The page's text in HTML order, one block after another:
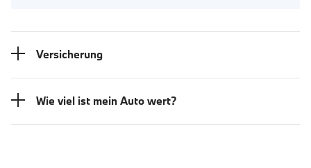
Versicherung
Wie viel ist mein Auto wert?